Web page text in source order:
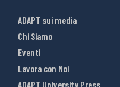
ADAPT sui media
Chi Siamo
Eventi
Lavora con Noi
ADAPT University Press